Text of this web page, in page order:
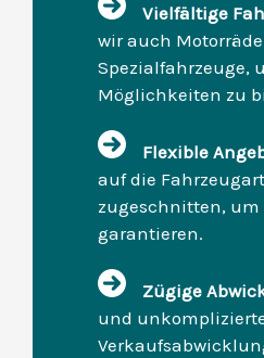
Vielfältige
wir auch
Spezialfahrzeuge,
Möglichkeiten zu
Flexible
auf die
zugeschnitten, um
garantieren.
Zügige
und